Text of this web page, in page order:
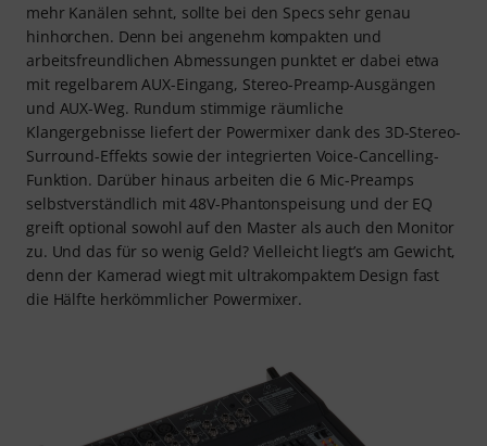
mehr Kanälen sehnt, sollte bei den Specs sehr genau
hinhorchen. Denn bei angenehm kompakten und
arbeitsfreundlichen Abmessungen punktet er dabei etwa
mit regelbarem AUX-Eingang, Stereo-Preamp-Ausgängen
und AUX-Weg. Rundum stimmige räumliche
Klangergebnisse liefert der Powermixer dank des 3D-Stereo-
Surround-Effekts sowie der integrierten Voice-Cancelling-
Funktion. Darüber hinaus arbeiten die 6 Mic-Preamps
selbstverständlich mit 48V-Phantonspeisung und der EQ
greift optional sowohl auf den Master als auch den Monitor
zu. Und das für so wenig Geld? Vielleicht liegt’s am Gewicht,
denn der Kamerad wiegt mit ultrakompaktem Design fast
die Hälfte herkömmlicher Powermixer.